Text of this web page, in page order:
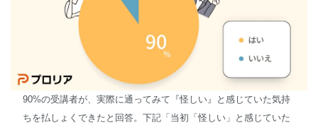
90%の受講者が、実際に通ってみて『怪しい』と感じていた気持
ちを払しょくできたと回答。下記「当初「怪しい」と感じていた